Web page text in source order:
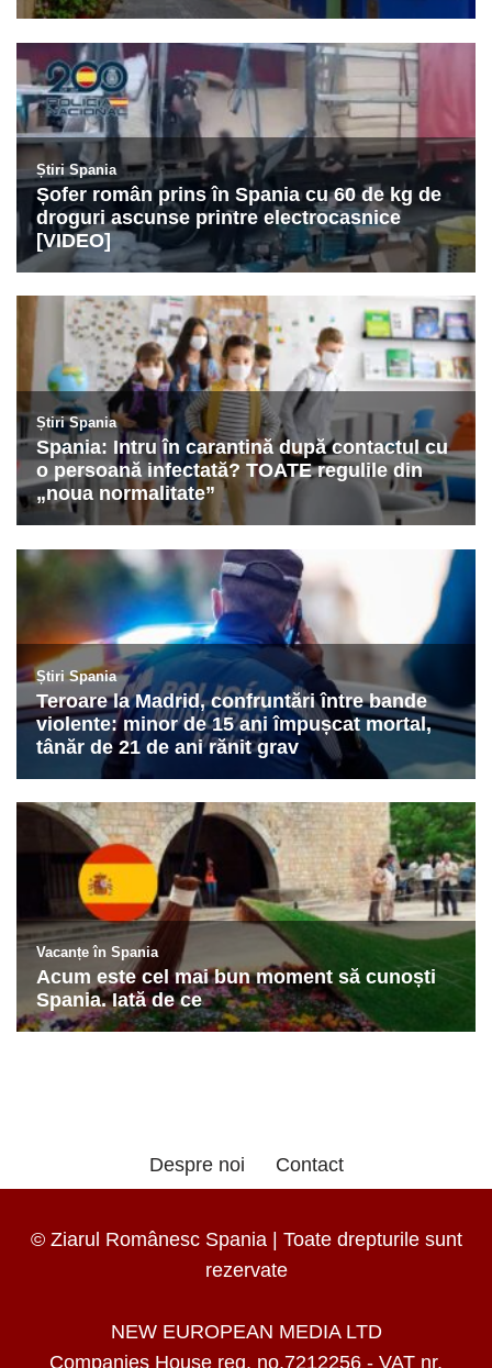
Despre noi Contact
© Ziarul Românesc Spania | Toate drepturile sunt
rezervate
NEW EUROPEAN MEDIA LTD
Companies House reg. no.7212256 - VAT nr.